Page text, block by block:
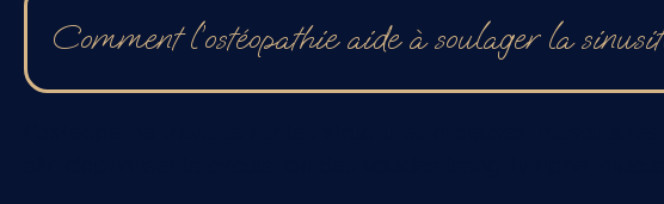
Comment l’ostéopathie aide à soulager la